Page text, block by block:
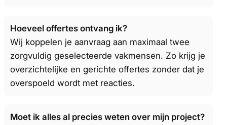
Hoeveel offertes ontvang ik?
Wij koppelen je aanvraag aan maximaal twee
zorgvuldig geselecteerde vakmensen. Zo krijg je
overzichtelijke en gerichte offertes zonder dat je
overspoeld wordt met reacties.
Moet ik alles al precies weten over mijn project?